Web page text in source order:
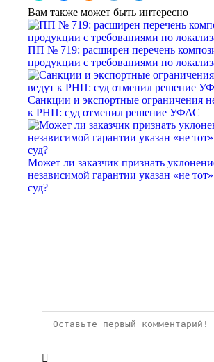
Вам также может быть интересно
ПП № 719: расширен перечень
продукции с требованиями по
Санкции и экспортные ограничения
к РНП: суд отменил решение УФАС
Может ли заказчик признать
независимой гарантии указан «не
суд?